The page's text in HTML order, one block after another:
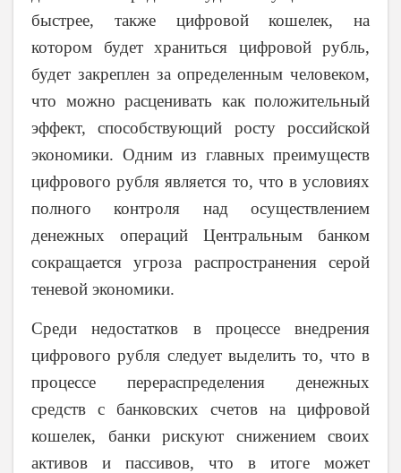
быстрее, также цифровой кошелек, на
котором будет храниться цифровой рубль,
будет закреплен за определенным человеком,
что можно расценивать как положительный
эффект, способствующий росту российской
экономики. Одним из главных преимуществ
цифрового рубля является то, что в условиях
полного контроля над осуществлением
денежных операций Центральным банком
сокращается угроза распространения серой
теневой экономики.
Среди недостатков в процессе внедрения
цифрового рубля следует выделить то, что в
процессе перераспределения денежных
средств с банковских счетов на цифровой
кошелек, банки рискуют снижением своих
активов и пассивов, что в итоге может